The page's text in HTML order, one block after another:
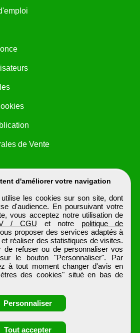
d'améliorer votre navigation
les cookies sur son site, dont
d'audience. En poursuivant votre
vous acceptez notre utilisation de
/ CGU et notre politique de
proposer des services adaptés à
réaliser des statistiques de visites.
de refuser ou de personnaliser vos
le bouton "Personnaliser". Par
à tout moment changer d'avis en
des cookies" situé en bas de
Personnaliser
Tout accepter
de Vente